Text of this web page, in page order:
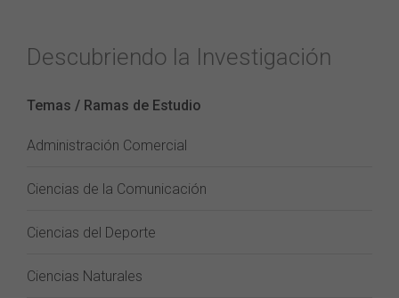
Descubriendo la Investigación
Temas / Ramas de Estudio
Administración Comercial
Ciencias de la Comunicación
Ciencias del Deporte
Ciencias Naturales